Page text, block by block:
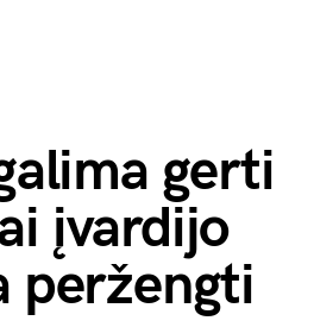
gerti
įvardijo
peržengti